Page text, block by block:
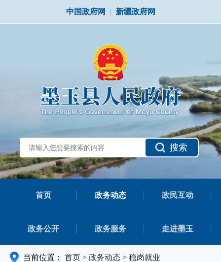
中国政府网 | 新疆政府网
搜索
首页 政务动态 政民互动
政务公开 政务服务 走进墨玉
当前位置： 首页 > 政务动态 > 稳岗就业